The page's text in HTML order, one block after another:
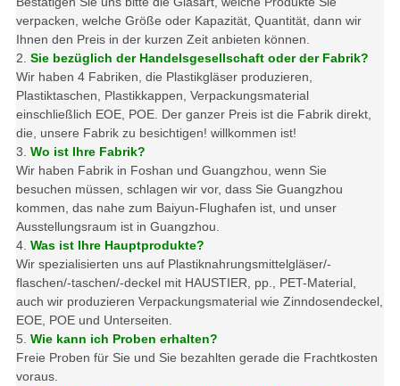
verpacken, welche Größe oder Kapazität, Quantität, dann wir
Ihnen den Preis in der kurzen Zeit anbieten können.
2. Sie bezüglich der Handelsgesellschaft oder der Fabrik?
Wir haben 4 Fabriken, die Plastikgläser produzieren,
Plastiktaschen, Plastikkappen, Verpackungsmaterial
einschließlich EOE, POE. Der ganzer Preis ist die Fabrik direkt,
die, unsere Fabrik zu besichtigen! willkommen ist!
3. Wo ist Ihre Fabrik?
Wir haben Fabrik in Foshan und Guangzhou, wenn Sie
besuchen müssen, schlagen wir vor, dass Sie Guangzhou
kommen, das nahe zum Baiyun-Flughafen ist, und unser
Ausstellungsraum ist in Guangzhou.
4. Was ist Ihre Hauptprodukte?
Wir spezialisierten uns auf Plastiknahrungsmittelgläser/-
flaschen/-taschen/-deckel mit HAUSTIER, pp., PET-Material,
auch wir produzieren Verpackungsmaterial wie Zinndosendeckel,
EOE, POE und Unterseiten.
5. Wie kann ich Proben erhalten?
Freie Proben für Sie und Sie bezahlten gerade die Frachtkosten
voraus.